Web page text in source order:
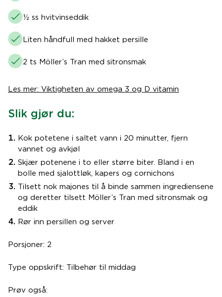
½ ss hvitvinseddik
Liten håndfull med hakket persille
2 ts Möller’s Tran med sitronsmak
Les mer: Viktigheten av omega 3 og D vitamin
Slik gjør du:
Kok potetene i saltet vann i 20 minutter, fjern
vannet og avkjøl
Skjær potenene i to eller større biter. Bland i en
bolle med sjalottløk, kapers og cornichons
Tilsett nok majones til å binde sammen ingrediensene
og deretter tilsett Möller’s Tran med sitronsmak og
eddik
Rør inn persillen og server
Porsjoner: 2
Type oppskrift: Tilbehør til middag
Prøv også: